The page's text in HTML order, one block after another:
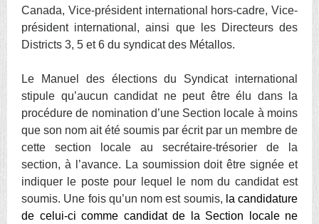
Canada, Vice-président international hors-cadre, Vice-
président international, ainsi que les Directeurs des
Districts 3, 5 et 6 du syndicat des Métallos.
Le Manuel des élections du Syndicat international
stipule qu’aucun candidat ne peut être élu dans la
procédure de nomination d’une Section locale à moins
que son nom ait été soumis par écrit par un membre de
cette section locale au secrétaire-trésorier de la
section, à l’avance. La soumission doit être signée et
indiquer le poste pour lequel le nom du candidat est
soumis. Une fois qu’un nom est soumis, la candidature
de celui-ci comme candidat de la Section locale ne